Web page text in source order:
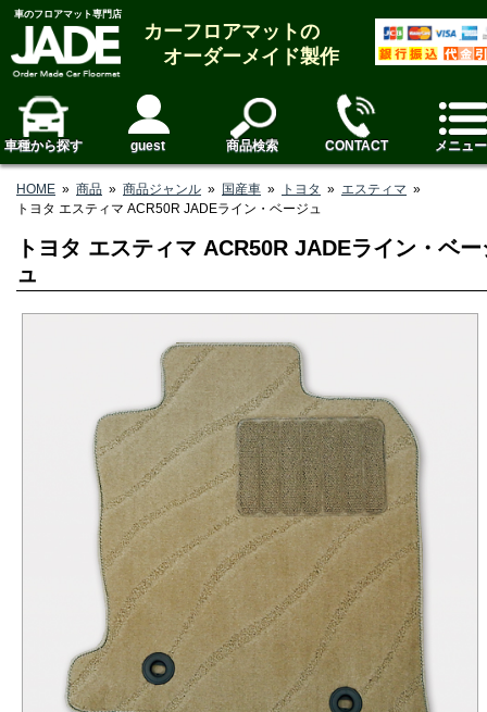
車のフロアマット専門店
カーフロアマットの
オーダーメイド製作
車種から探す guest 商品検索 CONTACT メニュー
HOME » 商品 » 商品ジャンル » 国産車 » トヨタ » エスティマ »
トヨタ エスティマ ACR50R JADEライン・ベージュ
トヨタ エスティマ ACR50R JADEライン・ベー
ュ